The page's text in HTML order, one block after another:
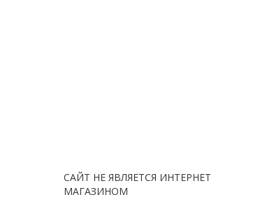
САЙТ НЕ ЯВЛЯЕТСЯ ИНТЕРНЕТ
МАГАЗИНОМ